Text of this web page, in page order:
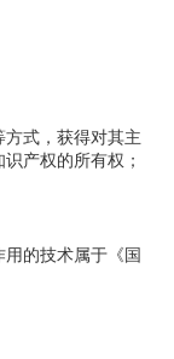
方式，获得对其主
产权的所有权；
用的技术属于《国